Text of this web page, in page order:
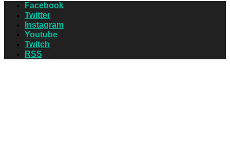
Facebook
Twitter
Instagram
Youtube
Twitch
RSS